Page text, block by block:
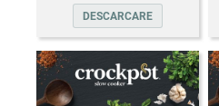
DESCARCARE